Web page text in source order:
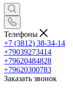
Телефоны
+7 (3812) 38-34-14
+79039273414
+79620484828
+79620300783
Заказать звонок